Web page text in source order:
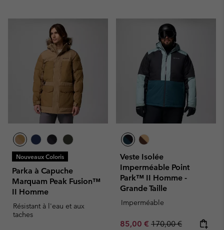
Nouveaux Coloris
Parka à Capuche
Marquam Peak Fusion™
II Homme
Résistant à l'eau et aux
taches
Veste Isolée
Imperméable Point
Park™ II Homme -
Grande Taille
Imperméable
Sale price:
85,00 € Regular price:
170,00 €